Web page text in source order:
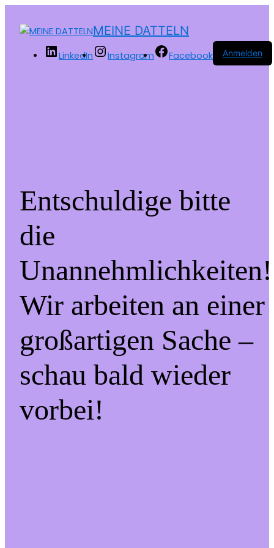
MEINE DATTELN
LinkedIn Instagram Facebook Anmelden
Entschuldige bitte
die
Unannehmlichkeiten!
Wir arbeiten an einer
großartigen Sache –
schau bald wieder
vorbei!